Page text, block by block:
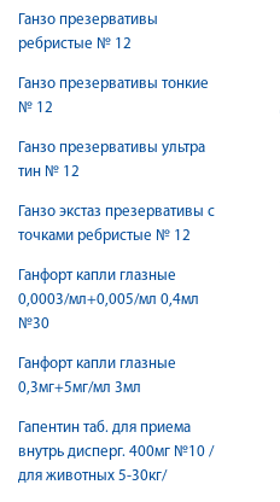
Ганзо презервативы
ребристые № 12
Ганзо презервативы тонкие
№ 12
Ганзо презервативы ультра
тин № 12
Ганзо экстаз презервативы с
точками ребристые № 12
Ганфорт капли глазные
0,0003/мл+0,005/мл 0,4мл
№30
Ганфорт капли глазные
0,3мг+5мг/мл 3мл
Гапентин таб. для приема
внутрь дисперг. 400мг №10 /
для животных 5-30кг/